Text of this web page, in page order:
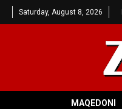
Saturday, August 8, 2026
MAQEDONI